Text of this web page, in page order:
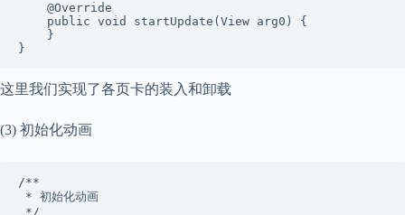
    @Override
    public void startUpdate(View arg0) {
    }
}
这里我们实现了各页卡的装入和卸载
(3) 初始化动画
/**
* 初始化动画
*/